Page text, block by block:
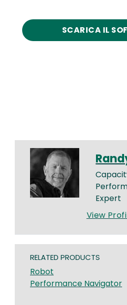
SCARICA IL
Expert
View
RELATED PRODUCTS
Robot
Performance Navigator